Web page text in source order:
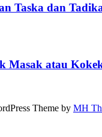
Taska dan
Masak atau
Theme by MH